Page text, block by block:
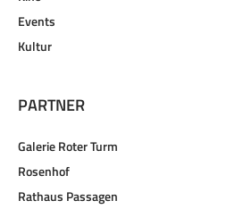
Events
Kultur
PARTNER
Galerie Roter Turm
Rosenhof
Rathaus Passagen